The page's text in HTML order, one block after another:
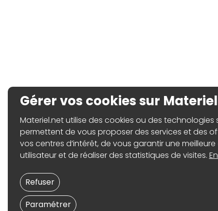
Gérer vos cookies sur
Materiel.net utilise des cookies ou des technologies
permettent de vous proposer des services et des
vos centres d’intérêt, de vous garantir une
utilisateur et de réaliser des statistiques de visites.
Paramétrer
Refuser